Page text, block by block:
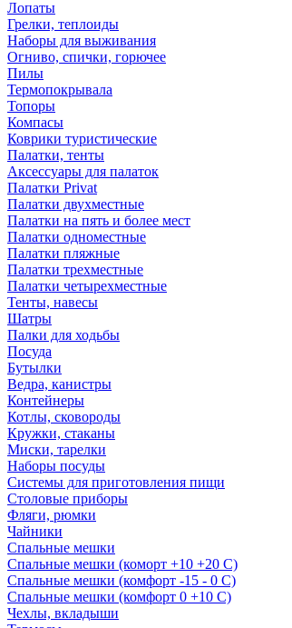
Лопаты
Грелки, теплоиды
Наборы для выживания
Огниво, спички, горючее
Пилы
Термопокрывала
Топоры
Компасы
Коврики туристические
Палатки, тенты
Аксессуары для палаток
Палатки Privat
Палатки двухместные
Палатки на пять и более мест
Палатки одноместные
Палатки пляжные
Палатки трехместные
Палатки четырехместные
Тенты, навесы
Шатры
Палки для ходьбы
Посуда
Бутылки
Ведра, канистры
Контейнеры
Котлы, сковороды
Кружки, стаканы
Миски, тарелки
Наборы посуды
Системы для приготовления пищи
Столовые приборы
Фляги, рюмки
Чайники
Спальные мешки
Спальные мешки (коморт +10 +20 С)
Спальные мешки (комфорт -15 - 0 С)
Спальные мешки (комфорт 0 +10 С)
Чехлы, вкладыши